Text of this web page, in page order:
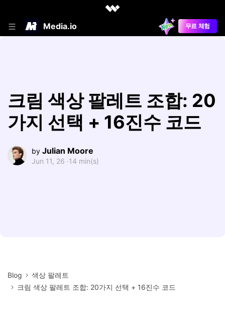
Media.io 무료 체험
크림 색상 팔레트 조합: 20
가지 선택 + 16진수 코드
by Julian Moore
Jun 11, 26 ·14 min(s)
Blog
색상 팔레트
크림 색상 팔레트 조합: 20가지 선택 + 16진수 코드